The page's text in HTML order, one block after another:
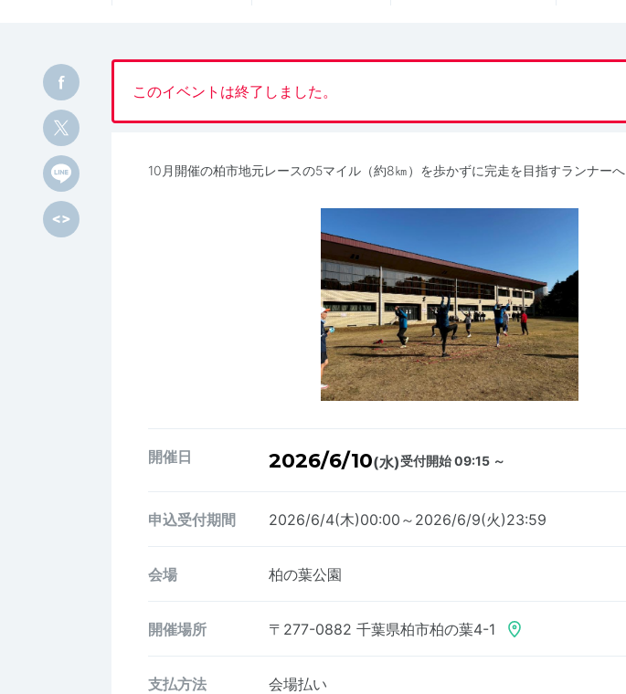
このイベントは終了しました。
10月開催の柏市地元レースの5マイル（約8㎞）を歩かずに完走を目指すランナーへ
開催日 2026/6/10(水)受付開始 09:15 ～
申込受付期間 2026/6/4(木)00:00～2026/6/9(火)23:59
会場 柏の葉公園
開催場所 〒277-0882 千葉県柏市柏の葉4-1
支払方法 会場払い